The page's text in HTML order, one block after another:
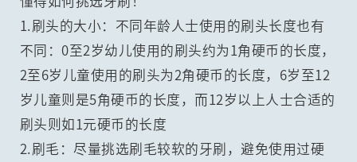
1.刷头的大小：不同年龄人士使用的刷头长度也有
不同：0至2岁幼儿使用的刷头约为1角硬币的长度，
2至6岁儿童使用的刷头为2角硬币的长度，6岁至12
岁儿童则是5角硬币的长度，而12岁以上人士合适的
刷头则如1元硬币的长度
2.刷毛：尽量挑选刷毛较软的牙刷，避免使用过硬